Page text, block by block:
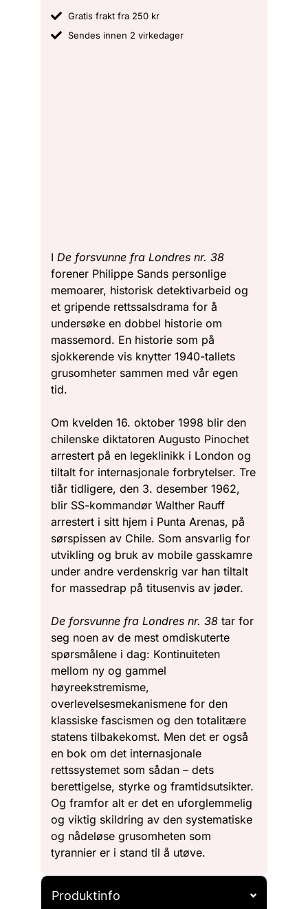
Gratis frakt fra 250 kr
Sendes innen 2 virkedager
I De forsvunne fra Londres nr. 38
forener Philippe Sands personlige
memoarer, historisk detektivarbeid og
et gripende rettssalsdrama for å
undersøke en dobbel historie om
massemord. En historie som på
sjokkerende vis knytter 1940-tallets
grusomheter sammen med vår egen
tid.
Om kvelden 16. oktober 1998 blir den
chilenske diktatoren Augusto Pinochet
arrestert på en legeklinikk i London og
tiltalt for internasjonale forbrytelser. Tre
tiår tidligere, den 3. desember 1962,
blir SS-kommandør Walther Rauff
arrestert i sitt hjem i Punta Arenas, på
sørspissen av Chile. Som ansvarlig for
utvikling og bruk av mobile gasskamre
under andre verdenskrig var han tiltalt
for massedrap på titusenvis av jøder.
De forsvunne fra Londres nr. 38 tar for
seg noen av de mest omdiskuterte
spørsmålene i dag: Kontinuiteten
mellom ny og gammel
høyreekstremisme,
overlevelsesmekanismene for den
klassiske fascismen og den totalitære
statens tilbakekomst. Men det er også
en bok om det internasjonale
rettssystemet som sådan – dets
berettigelse, styrke og framtidsutsikter.
Og framfor alt er det en uforglemmelig
og viktig skildring av den systematiske
og nådeløse grusomheten som
tyrannier er i stand til å utøve.
Produktinfo